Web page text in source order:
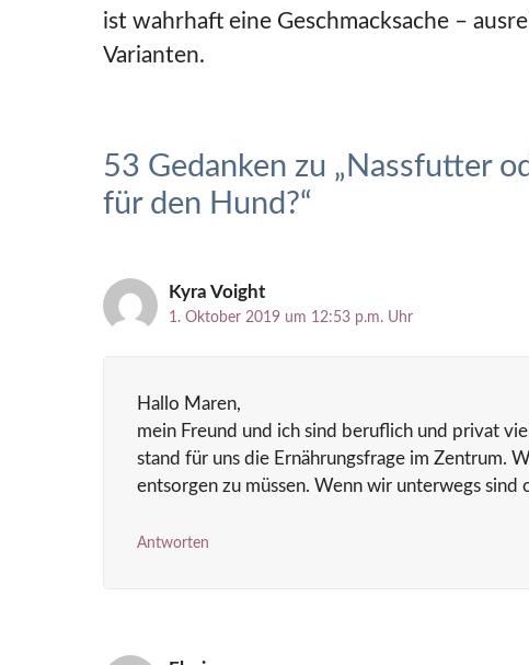
ist wahrhaft eine Geschmacksache –
Varianten.
53 Gedanken zu „Nassfutter
für den Hund?“
Kyra Voight
1. Oktober 2019 um 12:53 p.m. Uhr
Hallo Maren,
mein Freund und ich sind beruflich und privat
stand für uns die Ernährungsfrage im Zentrum.
entsorgen zu müssen. Wenn wir unterwegs
Antworten